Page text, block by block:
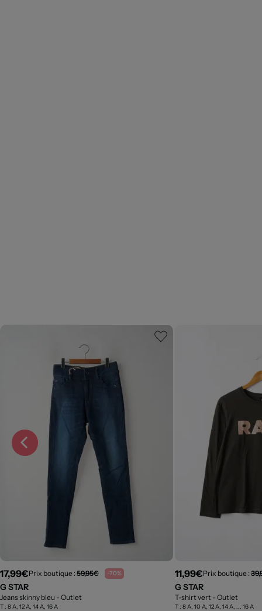
17,99€Prix boutique : 59,95€ -70%
G STAR
Jeans skinny bleu - Outlet
T : 8 A, 12 A, 14 A, 16 A
11,99€Prix boutique :
G STAR
T-shirt vert - Outlet
T : 8 A, 10 A, 12 A, 14 A, ... 16 A